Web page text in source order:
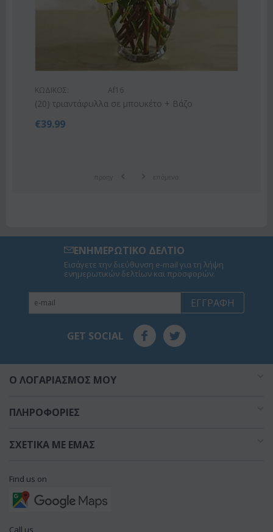
Ροζ ή λευκό μπουκέτο με οριένταλ λίλιουμ
55.00 €42.99
ΕΝΗΜΕΡΩΤΙΚΟ ΔΕΛΤΙΟ
Εισάγετε την διεύθυνση e-mail για τη λήψη
ενημερωτικών δελτίων και προσφορών.
ΕΓΓΡΑΦΉ
GET SOCIAL
O ΛΟΓΑΡΙΑΣΜΌΣ ΜΟΥ
ΠΛΗΡΟΦΟΡΊΕΣ
ΣΧΕΤΙΚΆ ΜΕ ΕΜΆΣ
Find us on
Call us